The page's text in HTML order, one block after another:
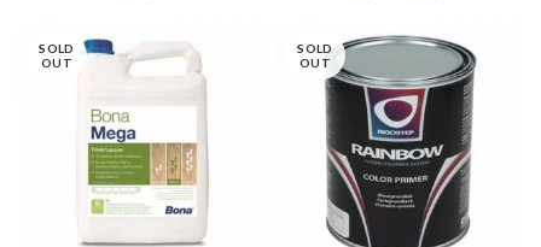
€124,95
SOLD
OUT
SOLD
OUT